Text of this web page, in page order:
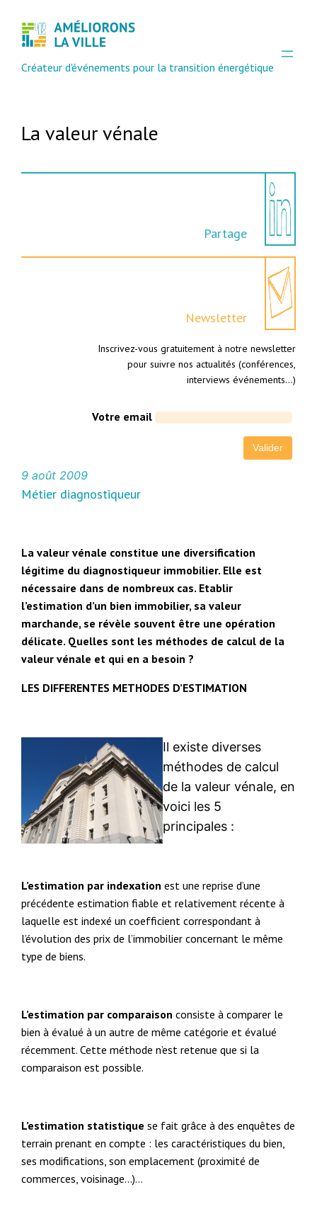
Créateur d'événements pour la transition énergétique
La valeur vénale
Partage
Newsletter
Inscrivez-vous gratuitement à notre newsletter
pour suivre nos actualités (conférences,
interviews événements…)
Votre email
9 août 2009
Métier diagnostiqueur
La valeur vénale constitue une diversification
légitime du diagnostiqueur immobilier. Elle est
nécessaire dans de nombreux cas. Etablir
l’estimation d’un bien immobilier, sa valeur
marchande, se révèle souvent être une opération
délicate. Quelles sont les méthodes de calcul de la
valeur vénale et qui en a besoin ?
LES DIFFERENTES METHODES D’ESTIMATION
Il existe diverses
méthodes de calcul
de la valeur vénale, en
voici les 5
principales :
L’estimation par indexationest une reprise d’une
précédente estimation fiable et relativement récente à
laquelle est indexé un coefficient correspondant à
l’évolution des prix de l’immobilier concernant le même
type de biens.
L’estimation par comparaisonconsiste à comparer le
bien à évalué à un autre de même catégorie et évalué
récemment. Cette méthode n’est retenue que si la
comparaison est possible.
L’estimation statistiquese fait grâce à des enquêtes de
terrain prenant en compte : les caractéristiques du bien,
ses modifications, son emplacement (proximité de
commerces, voisinage…)…